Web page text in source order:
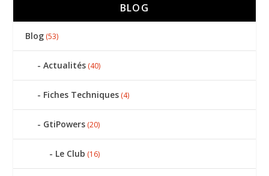
BLOG
Blog (53)
Actualités (40)
Fiches Techniques (4)
GtiPowers (20)
Le Club (16)